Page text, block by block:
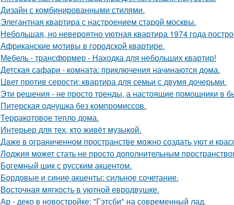
Дизайн с комбинированными стилями.
Элегантная квартира с настроением старой москвы.
Небольшая, но невероятно уютная квартира 1974 года
Африканские мотивы в городской квартире.
Мебель - трансформер - Находка для небольших квартир!
Детская сафари - комната: приключения начинаются дома.
Цвет против серости: квартира для семьи с двумя дочерьми.
Эти решения - не просто тренды, а настоящие помощники в
Питерская однушка без компромиссов.
Терракотовое тепло дома.
Интерьер для тех, кто живёт музыкой.
Даже в ограниченном пространстве можно создать уют и
Лоджия может стать не просто дополнительным
Богемный шик с русским акцентом.
Бордовые и синие акценты: сильное сочетание.
Восточная мягкость в уютной евродвушке.
Ар - деко в новостройке: "Гэтсби" на современный лад.